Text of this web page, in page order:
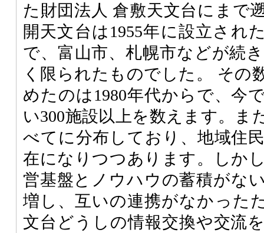
た財団法人 倉敷天文台にまで
開天文台は1955年に設立され
で、富山市、札幌市などが続
く限られたものでした。 その
めたのは1980年代からで、今
い300施設以上を数えます。ま
べてに分布しており、地域住
在になりつつあります。しか
営基盤とノウハウの蓄積がな
増し、互いの連携がなかった
文台どうしの情報交換や交流